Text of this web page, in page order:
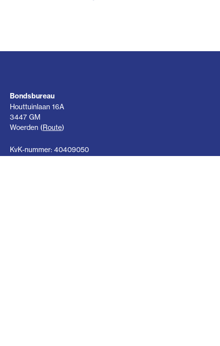
Bondsbureau
Houttuinlaan 16A
3447 GM
Woerden (Route)
KvK-nummer: 40409050